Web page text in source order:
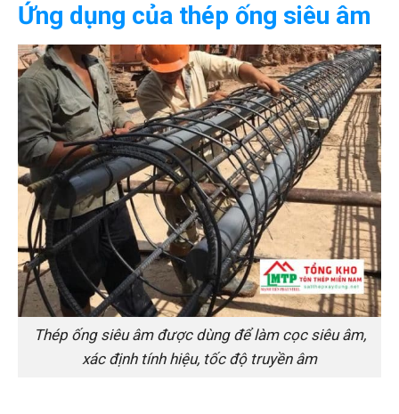
Ứng dụng của thép ống siêu âm
Thép ống siêu âm được dùng để làm cọc siêu âm,
xác định tính hiệu, tốc độ truyền âm